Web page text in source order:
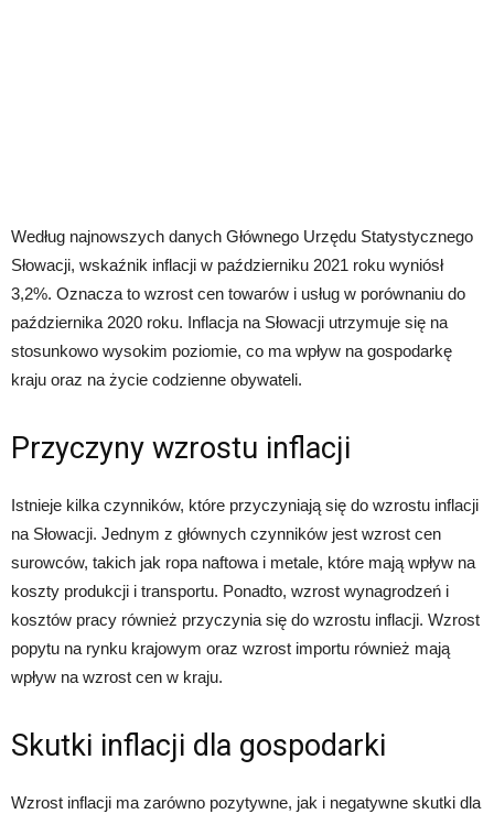
Według najnowszych danych Głównego Urzędu Statystycznego
Słowacji, wskaźnik inflacji w październiku 2021 roku wyniósł
3,2%. Oznacza to wzrost cen towarów i usług w porównaniu do
października 2020 roku. Inflacja na Słowacji utrzymuje się na
stosunkowo wysokim poziomie, co ma wpływ na gospodarkę
kraju oraz na życie codzienne obywateli.
Przyczyny wzrostu inflacji
Istnieje kilka czynników, które przyczyniają się do wzrostu inflacji
na Słowacji. Jednym z głównych czynników jest wzrost cen
surowców, takich jak ropa naftowa i metale, które mają wpływ na
koszty produkcji i transportu. Ponadto, wzrost wynagrodzeń i
kosztów pracy również przyczynia się do wzrostu inflacji. Wzrost
popytu na rynku krajowym oraz wzrost importu również mają
wpływ na wzrost cen w kraju.
Skutki inflacji dla gospodarki
Wzrost inflacji ma zarówno pozytywne, jak i negatywne skutki dla